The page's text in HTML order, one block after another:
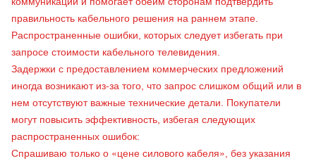
коммуникации и помогает обеим сторонам подтвердить
правильность кабельного решения на раннем этапе.
Распространенные ошибки, которых следует избегать при
запросе стоимости кабельного телевидения.
Задержки с предоставлением коммерческих предложений
иногда возникают из-за того, что запрос слишком общий или в
нем отсутствуют важные технические детали. Покупатели
могут повысить эффективность, избегая следующих
распространенных ошибок:
Спрашиваю только о «цене силового кабеля», без указания